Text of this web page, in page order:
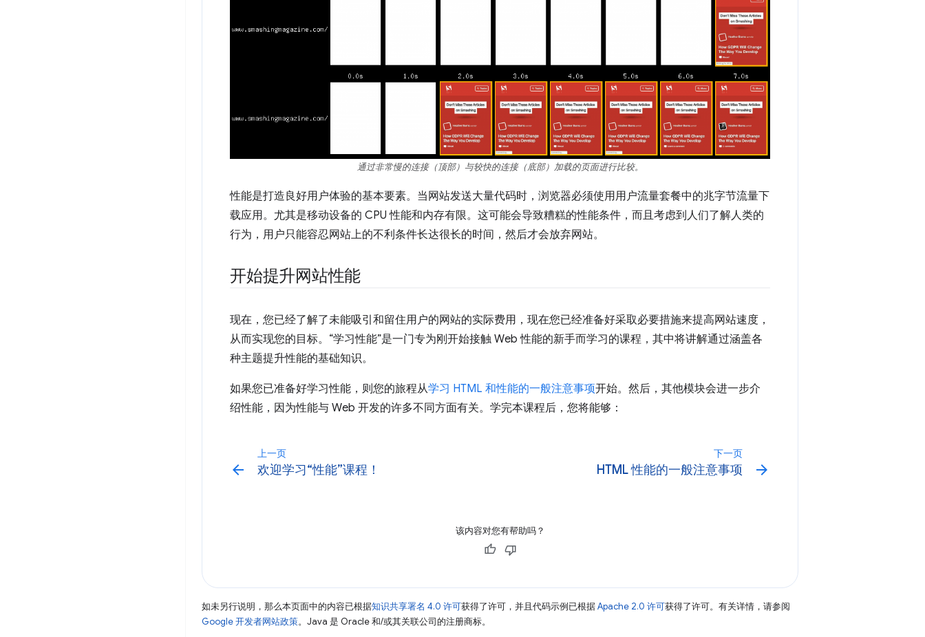
通过非常慢的连接（顶部）与较快的连接（底部）加载的页面进行比较。
性能是打造良好用户体验的基本要素。当网站发送大量代码时，浏览器必须使用用户流量套餐中的兆字节流量下
载应用。尤其是移动设备的 CPU 性能和内存有限。这可能会导致糟糕的性能条件，而且考虑到人们了解人类的
行为，用户只能容忍网站上的不利条件长达很长的时间，然后才会放弃网站。
开始提升网站性能
现在，您已经了解了未能吸引和留住用户的网站的实际费用，现在您已经准备好采取必要措施来提高网站速度，
从而实现您的目标。“学习性能”是一门专为刚开始接触 Web 性能的新手而学习的课程，其中将讲解通过涵盖各
种主题提升性能的基础知识。
如果您已准备好学习性能，则您的旅程从学习 HTML 和性能的一般注意事项开始。然后，其他模块会进一步介
绍性能，因为性能与 Web 开发的许多不同方面有关。学完本课程后，您将能够：
上一页
arrow_back 欢迎学习“性能”课程！
下一页
HTML 性能的一般注意事项 arrow_forward
该内容对您有帮助吗？
如未另行说明，那么本页面中的内容已根据知识共享署名 4.0 许可获得了许可，并且代码示例已根据Apache 2.0 许可获得了许可。有关详情，请参阅
Google 开发者网站政策。Java 是 Oracle 和/或其关联公司的注册商标。